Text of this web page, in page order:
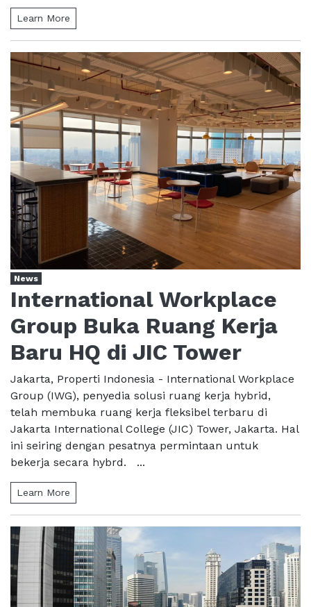
Learn More
News
International Workplace
Group Buka Ruang Kerja
Baru HQ di JIC Tower
Jakarta, Properti Indonesia - International Workplace
Group (IWG), penyedia solusi ruang kerja hybrid,
telah membuka ruang kerja fleksibel terbaru di
Jakarta International College (JIC) Tower, Jakarta. Hal
ini seiring dengan pesatnya permintaan untuk
bekerja secara hybrd. ...
Learn More